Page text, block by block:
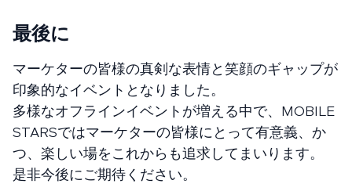
最後に
マーケターの皆様の真剣な表情と笑顔のギャップが
印象的なイベントとなりました。
多様なオフラインイベントが増える中で、MOBILE
STARSではマーケターの皆様にとって有意義、か
つ、楽しい場をこれからも追求してまいります。
是非今後にご期待ください。